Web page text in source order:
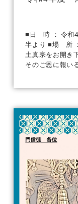
■日 時 ： 令和
半より ■場 所
土真宗をお開き
そのご恩に報い